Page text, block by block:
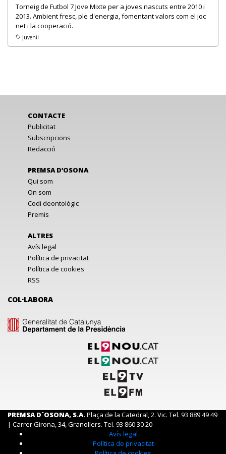
Juvenil
Torneig de Futbol 7 Jove Mixte per a joves nascuts entre 2010 i
2013. Ambient fresc, ple d'energia, fomentant valors com el joc
net i la cooperació.
CONTACTE
Publicitat
Subscripcions
Redacció
PREMSA D’OSONA
Qui som
On som
Codi deontològic
Premis
ALTRES
Avís legal
Política de privacitat
Política de cookies
RSS
COL·LABORA
PREMSA D´OSONA, S.A.Plaça de la Catedral, 2. Vic. Tel. 93 889 49 49
| Carrer Girona, 34, Granollers. Tel. 93 860 30 20
Avís legal
Política de privacitat